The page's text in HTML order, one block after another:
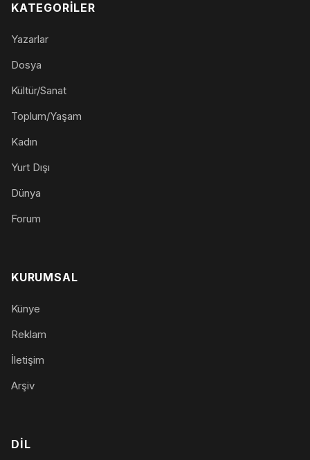
KATEGORILER
Yazarlar
Dosya
Kültür/Sanat
Toplum/Yaşam
Kadın
Yurt Dışı
Dünya
Forum
KURUMSAL
Künye
Reklam
İletişim
Arşiv
DIL